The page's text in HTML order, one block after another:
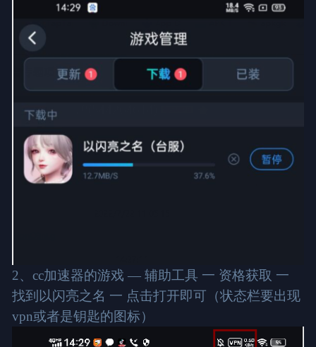
2、cc加速器的游戏 — 辅助工具 一 资格获取 一
找到以闪亮之名 一 点击打开即可（状态栏要出现
vpn或者是钥匙的图标）